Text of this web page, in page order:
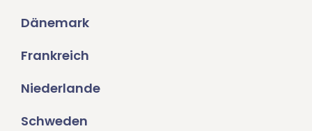
Dänemark
Frankreich
Niederlande
Schweden